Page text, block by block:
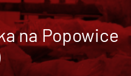
na Popowice